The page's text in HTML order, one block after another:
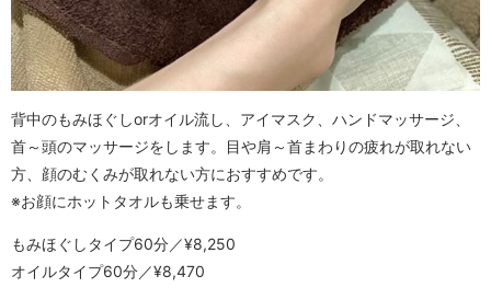
背中のもみほぐしorオイル流し、アイマスク、ハンドマッサージ、
首～頭のマッサージをします。目や肩～首まわりの疲れが取れない
方、顔のむくみが取れない方におすすめです。
※お顔にホットタオルも乗せます。
もみほぐしタイプ60分／¥8,250
オイルタイプ60分／¥8,470